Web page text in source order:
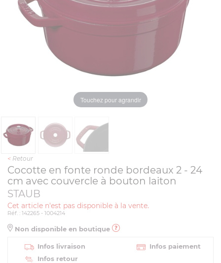
Touchez pour agrandir
< Retour
Cocotte en fonte ronde bordeaux 2 - 24
cm avec couvercle à bouton laiton
STAUB
Cet article n'est pas disponible à la vente.
Réf. : 142265 - 1004214
Non disponible en boutique
Infos livraison
Infos paiement
Infos retour